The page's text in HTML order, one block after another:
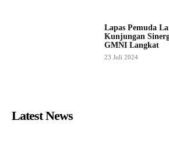
Lapas Pemuda
Kunjungan
GMNI Langkat
23 Juli 2024
Latest News